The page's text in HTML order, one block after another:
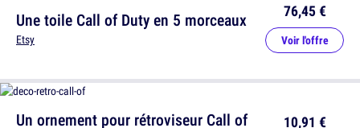
Une toile Call of Duty en 5 morceaux
Etsy
76,45 €
Voir l'offre
Un ornement pour rétroviseur Call of
10,91 €